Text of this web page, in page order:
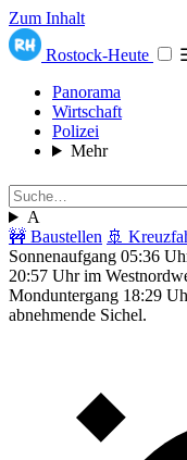
Zum Inhalt
Rostock-Heute
Panorama
Wirtschaft
Polizei
Mehr
A
🚧 Baustellen 🚢
Sonnenaufgang 05:36
20:57 Uhr im
Monduntergang 18:29
abnehmende Sichel.